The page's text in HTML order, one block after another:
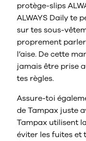
protège-slips
ALWAYS Daily te
sur tes sous-
proprement
l’aise. De cette
jamais être prise
tes règles.
Assure-toi
de Tampax juste
Tampax utilisent
éviter les fuites et